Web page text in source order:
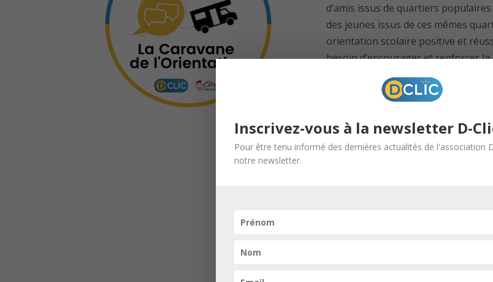
d’amis issus de quartiers
des jeunes issus de ces mêmes
orientation scolaire positive et
besoin d’encourager et renforcer la
dans l’orientation scolaire et
Prioritaires de la Ville (QPV). Ceci
forums des métiers, des visites
concours de création d’entreprise,
sportives. Aujourd’hui encore, par
investissons pour une orientation
projet expérimental, créé par
éducative Neuhof, Meinau, Elsau
éducatives est un programme qui
enfants et des jeunes avant,
la première édition expérimentale
quartiers en quartiers du 7 mars
des quartiers (clubs sportifs,
Inscrivez-vous à la newsletter D-
Pour être tenu informé des dernières actualités de l'association
notre newsletter.